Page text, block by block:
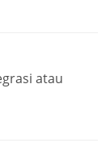
atau